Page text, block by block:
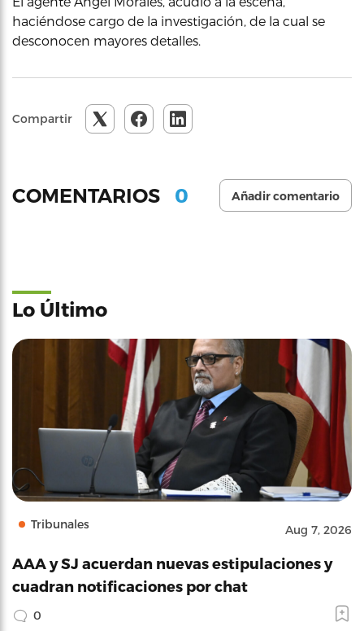
haciéndose cargo de la investigación, de la cual se
desconocen mayores detalles.
Compartir
COMENTARIOS 0 Añadir comentario
Lo Último
Tribunales Aug 7, 2026
AAA y SJ acuerdan nuevas estipulaciones y
cuadran notificaciones por chat
0